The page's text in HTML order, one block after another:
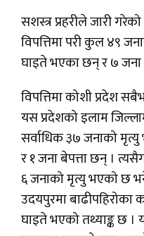
सशस्त्र प्रहरीले जारी
विपत्तिमा परी कुल ४९
घाइते भएका छन् र ७ जना
विपत्तिमा कोशी प्रदेश
यस प्रदेशको इलाम
सर्वाधिक ३७ जनाको
र १ जना बेपत्ता छन् ।
६ जनाको मृत्यु भएको छ
उदयपुरमा बाढीपहिरोका
घाइते भएको तथ्याङ्क छ ।